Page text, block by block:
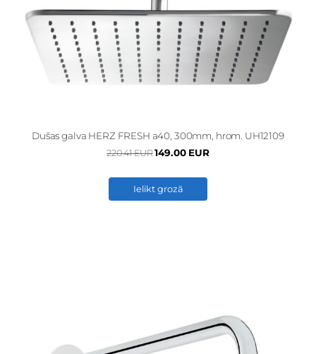
Dušas galva HERZ FRESH a40, 300mm, hrom. UH12109
220.41 EUR149.00 EUR
Ielikt grozā